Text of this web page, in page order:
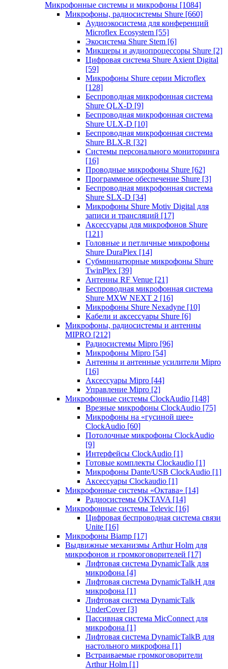
Микрофонные системы и микрофоны [1084]
Микрофоны, радиосистемы Shure [660]
Аудиоэкосистема для конференций
Microflex Ecosystem [55]
Экосистема Shure Stem [6]
Микшеры и аудиопроцессоры Shure [2]
Цифровая система Shure Axient Digital
[59]
Микрофоны Shure серии Microflex
[128]
Беспроводная микрофонная система
Shure QLX-D [9]
Беспроводная микрофонная система
Shure ULX-D [10]
Беспроводная микрофонная система
Shure BLX-R [32]
Системы персонального мониторинга
[16]
Проводные микрофоны Shure [62]
Программное обеспечение Shure [3]
Беспроводная микрофонная система
Shure SLX-D [34]
Микрофоны Shure Motiv Digital для
записи и трансляций [17]
Аксессуары для микрофонов Shure
[121]
Головные и петличные микрофоны
Shure DuraPlex [14]
Субминиатюрные микрофоны Shure
TwinPlex [39]
Антенны RF Venue [21]
Беспроводная микрофонная система
Shure MXW NEXT 2 [16]
Микрофоны Shure Nexadyne [10]
Кабели и аксессуары Shure [6]
Микрофоны, радиосистемы и антенны
MIPRO [212]
Радиосистемы Mipro [96]
Микрофоны Mipro [54]
Антенны и антенные усилители Mipro
[16]
Аксессуары Mipro [44]
Управление Mipro [2]
Микрофонные системы ClockAudio [148]
Врезные микрофоны ClockAudio [75]
Микрофоны на «гусиной шее»
ClockAudio [60]
Потолочные микрофоны ClockAudio
[9]
Интерфейсы ClockAudio [1]
Готовые комплекты Clockaudio [1]
Микрофоны Dante/USB ClockAudio [1]
Аксессуары Clockaudio [1]
Микрофонные системы «Октава» [14]
Радиосистемы OKTAVA [14]
Микрофонные системы Televic [16]
Цифровая беспроводная система связи
Unite [16]
Микрофоны Biamp [17]
Выдвижные механизмы Arthur Holm для
микрофонов и громкоговорителей [17]
Лифтовая система DynamicTalk для
микрофона [4]
Лифтовая система DynamicTalkH для
микрофона [1]
Лифтовая система DynamicTalk
UnderCover [3]
Пассивная система MicConnect для
микрофона [1]
Лифтовая система DynamicTalkB для
настольного микрофона [1]
Встраиваемые громкоговорители
Arthur Holm [1]